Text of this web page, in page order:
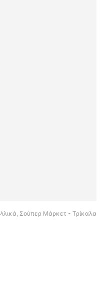
Σούπερ Μάρκετ - Τρίκαλα